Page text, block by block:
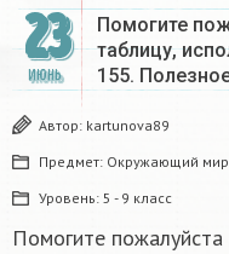
23
ИЮНЬ
Помогите
таблицу,
155.
Автор: kartunova89
Предмет: Окружающий мир
Уровень: 5 - 9 класс
Помогите пожалуйста